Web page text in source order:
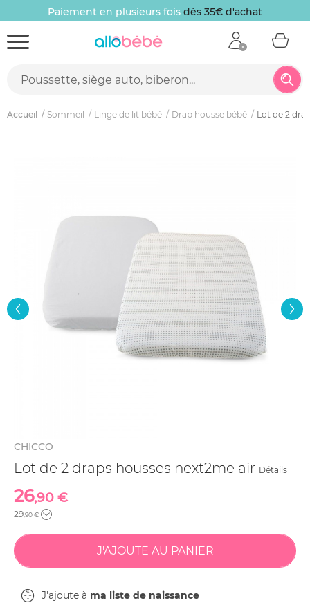
Paiement en plusieurs fois dès 35€ d'achat
Accueil Sommeil Linge de lit bébé Drap housse bébé Lot de 2
CHICCO
Lot de 2 draps housses next2me air Détails
26,90 €
29,90 €
J'ajoute à ma liste de naissance